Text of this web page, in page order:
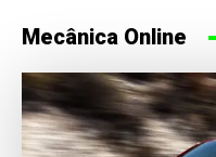
Mecânica Online